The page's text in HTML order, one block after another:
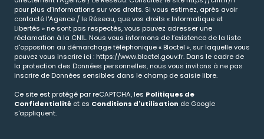
pour plus d’informations sur vos droits. Si vous estimez, après avoir
contacté l'Agence / le Réseau, que vos droits « Informatique et
Libertés » ne sont pas respectés, vous pouvez adresser une
réclamation à la CNIL. Nous vous informons de l’existence de la liste
d'opposition au démarchage téléphonique « Bloctel », sur laquelle vous
pouvez vous inscrire ici :https://www.bloctel.gouv.fr. Dans le cadre de
la protection des Données personnelles, nous vous invitons à ne pas
inscrire de Données sensibles dans le champ de saisie libre.
Ce site est protégé par reCAPTCHA, les Politiques de
Confidentialité et es Conditions d'utilisation de Google
s'appliquent.